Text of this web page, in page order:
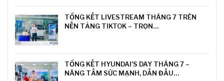
TỔNG KẾT LIVESTREAM THÁNG 7 TRÊN
NỀN TẢNG TIKTOK – TRỌN…
TỔNG KẾT HYUNDAI’S DAY THÁNG 7 –
NÂNG TẦM SỨC MẠNH, DẪN ĐẦU…